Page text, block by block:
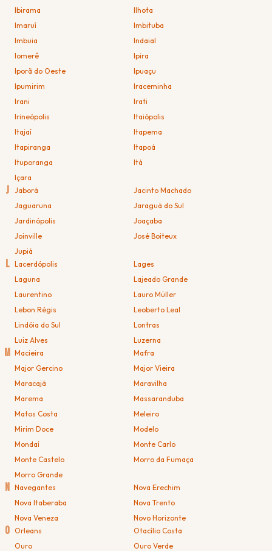
Ibirama
Ilhota
Imaruí
Imbituba
Imbuia
Indaial
Iomerê
Ipira
Iporã do Oeste
Ipuaçu
Ipumirim
Iraceminha
Irani
Irati
Irineópolis
Itaiópolis
Itajaí
Itapema
Itapiranga
Itapoá
Ituporanga
Itá
Içara
J Jaborá
Jacinto Machado
Jaguaruna
Jaraguá do Sul
Jardinópolis
Joaçaba
Joinville
José Boiteux
Jupiá
L Lacerdópolis
Lages
Laguna
Lajeado Grande
Laurentino
Lauro Müller
Lebon Régis
Leoberto Leal
Lindóia do Sul
Lontras
Luiz Alves
Luzerna
M Macieira
Mafra
Major Gercino
Major Vieira
Maracajá
Maravilha
Marema
Massaranduba
Matos Costa
Meleiro
Mirim Doce
Modelo
Mondaí
Monte Carlo
Monte Castelo
Morro da Fumaça
Morro Grande
N Navegantes
Nova Erechim
Nova Itaberaba
Nova Trento
Nova Veneza
Novo Horizonte
O Orleans
Otacílio Costa
Ouro
Ouro Verde